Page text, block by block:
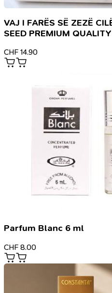
VAJ I FARËS SË ZEZË
SEED PREMIUM QUALITY
CHF 14.90
Parfum Blanc 6 ml
CHF 8.00